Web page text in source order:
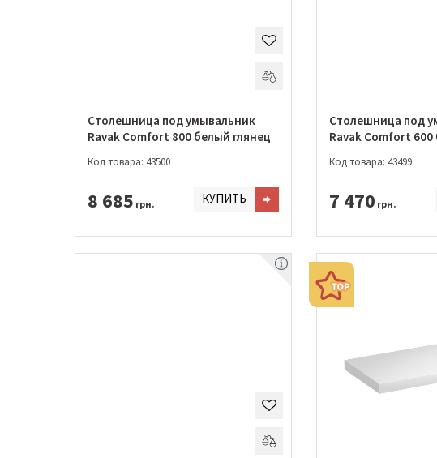
Столешница под умывальник
Ravak Comfort 800 белый глянец
Код товара: 43500
8 685 грн. КУПИТЬ
Столешница под
Ravak Comfort 600
Код товара: 43499
7 470 грн.